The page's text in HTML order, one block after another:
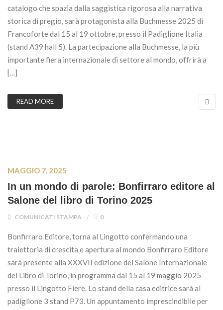
catalogo che spazia dalla saggistica rigorosa alla narrativa
storica di pregio, sarà protagonista alla Buchmesse 2025 di
Francoforte dal 15 al 19 ottobre, presso il Padiglione Italia
(stand A39 hall 5). La partecipazione alla Buchmesse, la più
importante fiera internazionale di settore al mondo, offrirà a
[…]
READ MORE
MAGGIO 7, 2025
In un mondo di parole: Bonfirraro editore al
Salone del libro di Torino 2025
COMUNICATI STAMPA 0
Bonfirraro Editore, torna al Lingotto confermando una
traiettoria di crescita e apertura al mondo Bonfirraro Editore
sarà presente alla XXXVII edizione del Salone Internazionale
del Libro di Torino, in programma dal 15 al 19 maggio 2025
presso il Lingotto Fiere. Lo stand della casa editrice sarà al
padiglione 3 stand P73. Un appuntamento imprescindibile per